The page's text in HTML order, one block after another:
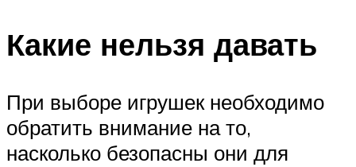
Какие нельзя давать
При выборе игрушек необходимо
обратить внимание на то,
насколько безопасны они для